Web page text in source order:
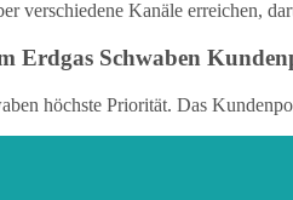
verschiedene Kanäle erreichen,
Erdgas Schwaben
höchste Priorität. Das